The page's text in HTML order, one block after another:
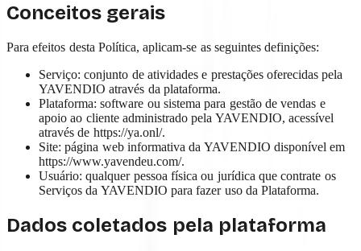
Conceitos gerais
Para efeitos desta Política, aplicam-se as seguintes definições:
Serviço: conjunto de atividades e prestações oferecidas pela
YAVENDIO através da plataforma.
Plataforma: software ou sistema para gestão de vendas e
apoio ao cliente administrado pela YAVENDIO, acessível
através de https://ya.onl/.
Site: página web informativa da YAVENDIO disponível em
https://www.yavendeu.com/.
Usuário: qualquer pessoa física ou jurídica que contrate os
Serviços da YAVENDIO para fazer uso da Plataforma.
Dados coletados pela plataforma